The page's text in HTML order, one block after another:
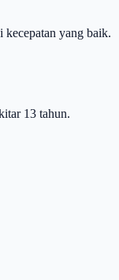
yang baik.
13 tahun.